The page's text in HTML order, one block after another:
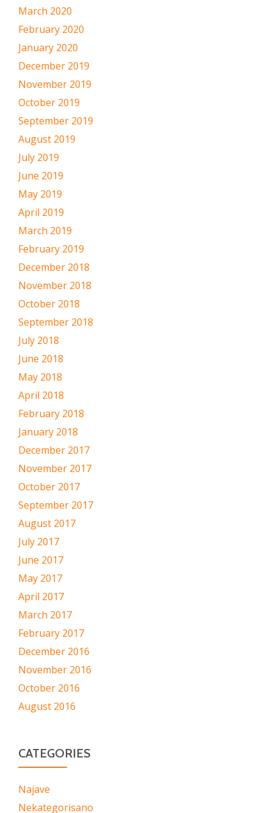
March 2020
February 2020
January 2020
December 2019
November 2019
October 2019
September 2019
August 2019
July 2019
June 2019
May 2019
April 2019
March 2019
February 2019
December 2018
November 2018
October 2018
September 2018
July 2018
June 2018
May 2018
April 2018
February 2018
January 2018
December 2017
November 2017
October 2017
September 2017
August 2017
July 2017
June 2017
May 2017
April 2017
March 2017
February 2017
December 2016
November 2016
October 2016
August 2016
CATEGORIES
Najave
Nekategorisano